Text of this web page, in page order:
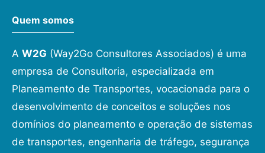
Quem somos
A W2G (Way2Go Consultores Associados) é uma
empresa de Consultoria, especializada em
Planeamento de Transportes, vocacionada para o
desenvolvimento de conceitos e soluções nos
domínios do planeamento e operação de sistemas
de transportes, engenharia de tráfego, segurança